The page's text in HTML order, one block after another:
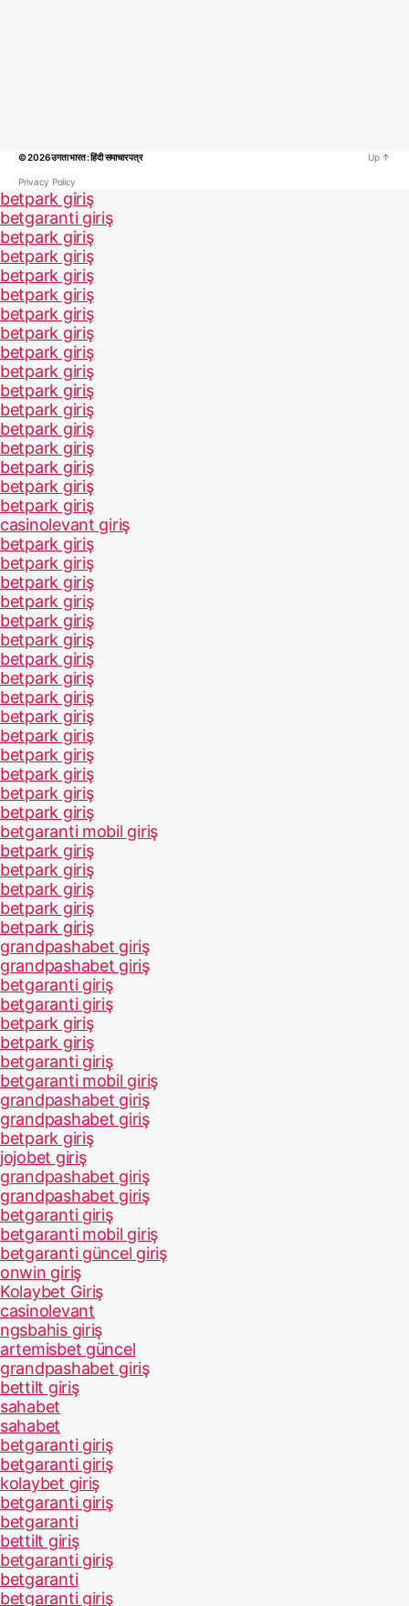
© 2026उगता भारत : हिंदी समाचार पत्र
Privacy Policy
Up ↑
betpark giriş
betgaranti giriş
betpark giriş
betpark giriş
betpark giriş
betpark giriş
betpark giriş
betpark giriş
betpark giriş
betpark giriş
betpark giriş
betpark giriş
betpark giriş
betpark giriş
betpark giriş
betpark giriş
betpark giriş
casinolevant giriş
betpark giriş
betpark giriş
betpark giriş
betpark giriş
betpark giriş
betpark giriş
betpark giriş
betpark giriş
betpark giriş
betpark giriş
betpark giriş
betpark giriş
betpark giriş
betpark giriş
betpark giriş
betgaranti mobil giriş
betpark giriş
betpark giriş
betpark giriş
betpark giriş
betpark giriş
grandpashabet giriş
grandpashabet giriş
betgaranti giriş
betgaranti giriş
betpark giriş
betpark giriş
betgaranti giriş
betgaranti mobil giriş
grandpashabet giriş
grandpashabet giriş
betpark giriş
jojobet giriş
grandpashabet giriş
grandpashabet giriş
betgaranti giriş
betgaranti mobil giriş
betgaranti güncel giriş
onwin giriş
Kolaybet Giriş
casinolevant
ngsbahis giriş
artemisbet güncel
grandpashabet giriş
bettilt giriş
sahabet
sahabet
betgaranti giriş
betgaranti giriş
kolaybet giriş
betgaranti giriş
betgaranti
bettilt giriş
betgaranti giriş
betgaranti
betgaranti giriş